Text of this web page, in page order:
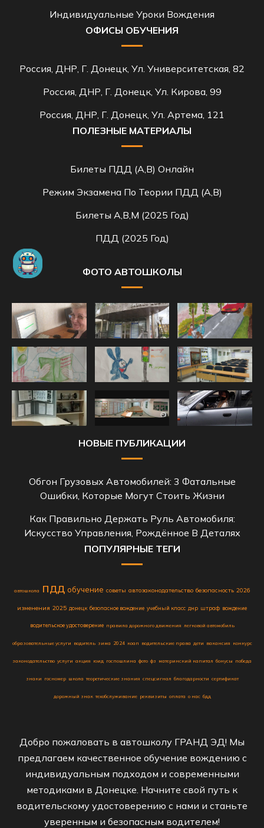
Индивидуальные Уроки Вождения
ОФИСЫ ОБУЧЕНИЯ
Россия, ДНР, Г. Донецк, Ул. Университетская, 82
Россия, ДНР, Г. Донецк, Ул. Кирова, 99
Россия, ДНР, Г. Донецк, Ул. Артема, 121
ПОЛЕЗНЫЕ МАТЕРИАЛЫ
Билеты ПДД (A,B) Онлайн
Режим Экзамена По Теории ПДД (A,B)
Билеты A,B,M (2025 Год)
ПДД (2025 Год)
ФОТО АВТОШКОЛЫ
НОВЫЕ ПУБЛИКАЦИИ
Обгон Грузовых Автомобилей: 3 Фатальные
Ошибки, Которые Могут Стоить Жизни
Как Правильно Держать Руль Автомобиля:
Искусство Управления, Рождённое В Деталях
ПОПУЛЯРНЫЕ ТЕГИ
автошкола пдд обучение советы автозаконодательство безопасность 2026
изменения 2025 донецк безопасное вождение учебный класс днр штраф вождение
водительское удостоверение правила дорожного движения легковой автомобиль
образовательные услуги водитель зима 2024 коап водительские права дети вакансия конкурс
законодательство услуги акция юид госпошлина фото фз материнский капитал бонусы победа
знаки госномер школа теоретические знания спецсигнал благодарности сертификат
дорожный знак техобслуживание реквизиты оплата о нас бдд
Добро пожаловать в автошколу ГРАНД ЭД! Мы
предлагаем качественное обучение вождению с
индивидуальным подходом и современными
методиками в Донецке. Начните свой путь к
водительскому удостоверению с нами и станьте
уверенным и безопасным водителем!